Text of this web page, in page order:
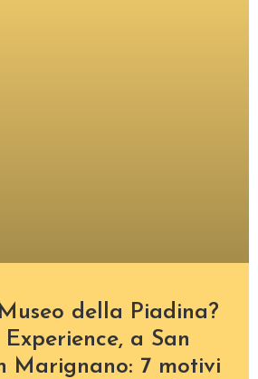
della Piadina?
a San
Marignano: 7 motivi